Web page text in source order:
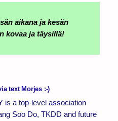
aikana ja kesän
kovaa ja täysillä!
text Morjes :-)
is a top-level association
Soo Do, TKDD and future